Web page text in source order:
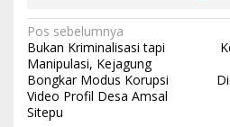
N
a
v
i
Pos sebelumnya
Bukan Kriminalisasi tapi
Manipulasi, Kejagung
Bongkar Modus Korupsi
Video Profil Desa Amsal
Sitepu